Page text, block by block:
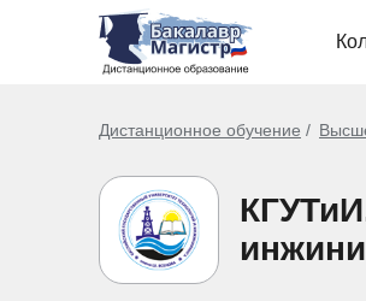
Дистанционное обучение